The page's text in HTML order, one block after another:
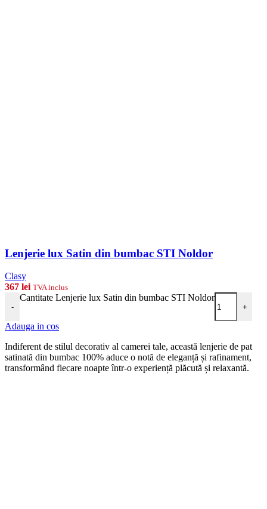
Lenjerie lux Satin din bumbac STI Noldor
Clasy
367 lei TVA inclus
-
Cantitate Lenjerie lux Satin din bumbac STI Noldor
+
Adauga in cos
Indiferent de stilul decorativ al camerei tale, această lenjerie de pat
satinată din bumbac 100% aduce o notă de eleganță și rafinament,
transformând fiecare noapte într-o experiență plăcută și relaxantă.